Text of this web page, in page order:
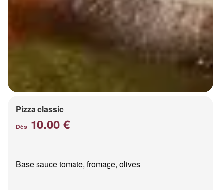
Pizza classic
Dès 10.00 €
Base sauce tomate, fromage, olives